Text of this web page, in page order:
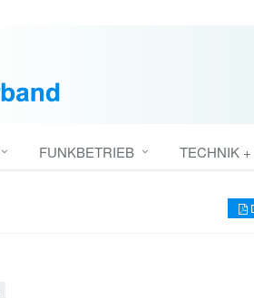
FUNKBETRIEB TECHNIK +